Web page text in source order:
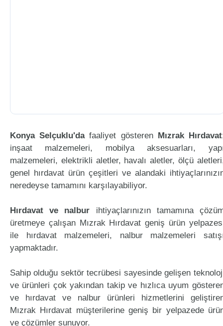
Konya Selçuklu'dafaaliyet gösteren Mızrak Hırdavat
inşaat malzemeleri, mobilya aksesuarları,
malzemeleri, elektrikli aletler, havalı aletler, ölçü
genel hırdavat ürün çeşitleri ve alandaki
neredeyse tamamını karşılayabiliyor.
Hırdavat ve nalbur ihtiyaçlarınızın tamamına
üretmeye çalışan Mızrak Hırdavat geniş ürün
ile hırdavat malzemeleri, nalbur malzemeleri
yapmaktadır.
Sahip olduğu sektör tecrübesi sayesinde gelişen
ve ürünleri çok yakından takip ve hızlıca uyum
ve hırdavat ve nalbur ürünleri hizmetlerini
Mızrak Hırdavat müşterilerine geniş bir yelpazede
ve çözümler sunuyor.